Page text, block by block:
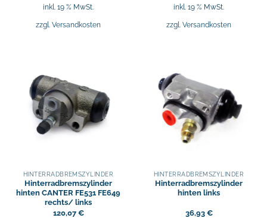
inkl. 19 % MwSt.
zzgl. Versandkosten
inkl. 19 % MwSt.
zzgl. Versandkosten
HINTERRADBREMSZYLINDER
Hinterradbremszylinder
hinten CANTER FE531 FE649
rechts/ links
120,07€
HINTERRADBREMSZYLINDER
Hinterradbremszylinder
hinten links
36,93 €